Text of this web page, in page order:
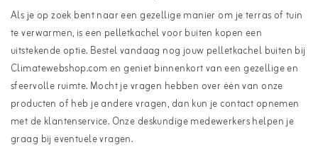
Als je op zoek bent naar een gezellige manier om je terras of tuin
te verwarmen, is een pelletkachel voor buiten kopen een
uitstekende optie. Bestel vandaag nog jouw pelletkachel buiten bij
Climatewebshop.com en geniet binnenkort van een gezellige en
sfeervolle ruimte. Mocht je vragen hebben over één van onze
producten of heb je andere vragen, dan kun je contact opnemen
met de klantenservice. Onze deskundige medewerkers helpen je
graag bij eventuele vragen.